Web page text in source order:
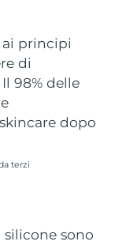
ai principi
di
98% delle
dopo
terzi
sono
stimata
stimata
13/8/26
stimata